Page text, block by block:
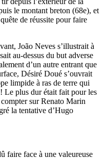
le montant breton (68e), et
de réussite pour faire
João Neves s’illustrait à
au-dessus du but adverse
d’un autre entrant que
Désiré Doué s’ouvrait
limpide à ras de terre qui
! Le plus dur était fait pour les
sur Renato Marin
la tentative d’Hugo
faire face à une valeureuse